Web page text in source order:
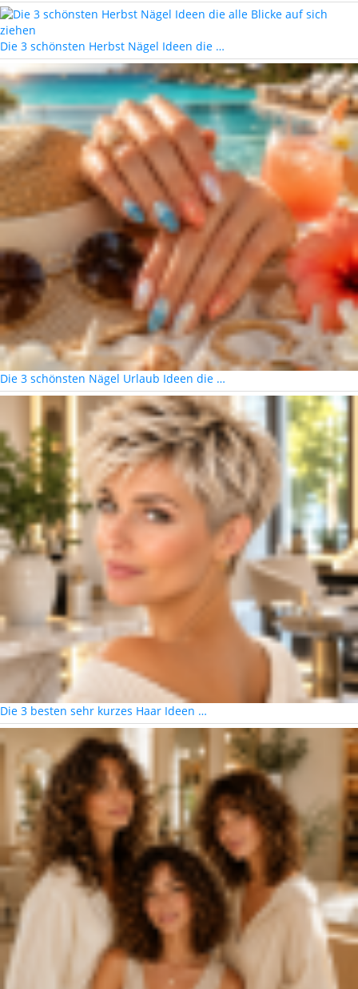
Die 3 schönsten Herbst Nägel Ideen die …
Die 3 schönsten Nägel Urlaub Ideen die …
Die 3 besten sehr kurzes Haar Ideen …